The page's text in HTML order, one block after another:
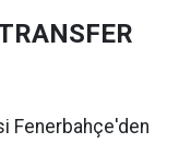
Fenerbahçe'den